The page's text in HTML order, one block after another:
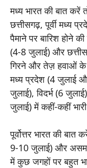
मध्य भारत की बात
छत्तीसगढ़, पूर्वी मध्य
पैमाने पर बारिश होने
(4-8 जुलाई) और
गिरने और तेज़ हवाओं के
मध्य प्रदेश (4 जुलाई
जुलाई), विदर्भ (6
जुलाई) में कहीं-कहीं
पूर्वोत्तर भारत की
9-10 जुलाई) और
में कुछ जगहों पर बहुत